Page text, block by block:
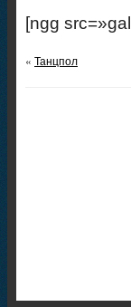
[ngg
« Танцпол